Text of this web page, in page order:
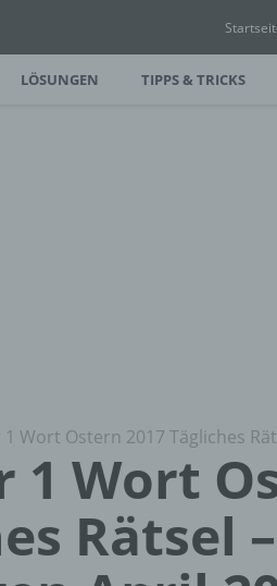
LÖSUNGEN TIPPS & TRICKS
Wort Ostern 2017 Tägliches
1 Wort
Rätsel